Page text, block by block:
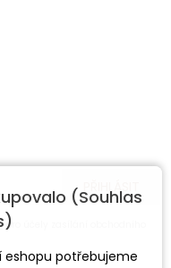
pro účely zasílání obchodního
(Souhlas
eshopu potřebujeme